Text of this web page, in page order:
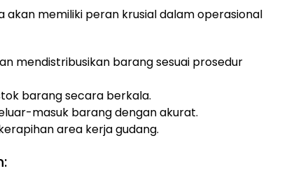
akan memiliki peran krusial dalam operasional
mendistribusikan barang sesuai prosedur
barang secara berkala.
masuk barang dengan akurat.
area kerja gudang.